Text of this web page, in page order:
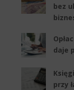
bez
daje
przy